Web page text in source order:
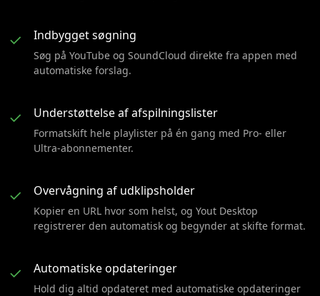
✓ Indbygget søgning
Søg på YouTube og SoundCloud direkte fra appen med
automatiske forslag.
✓ Understøttelse af afspilningslister
Formatskift hele playlister på én gang med Pro- eller
Ultra-abonnementer.
✓ Overvågning af udklipsholder
Kopier en URL hvor som helst, og Yout Desktop
registrerer den automatisk og begynder at skifte format.
✓ Automatiske opdateringer
Hold dig altid opdateret med automatiske opdateringer